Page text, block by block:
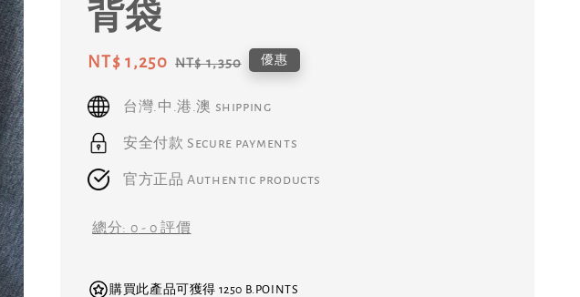
背袋
Sale
NT$ 1,250 Regular
NT$ 1,350 優惠
台灣.中.港.澳 shipping
安全付款 Secure payments
官方正品 Authentic products
總分: 0 - 0 評價
購買此產品可獲得 1250 B.POINTS